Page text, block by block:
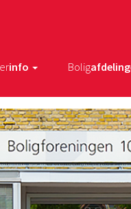
info Bolig